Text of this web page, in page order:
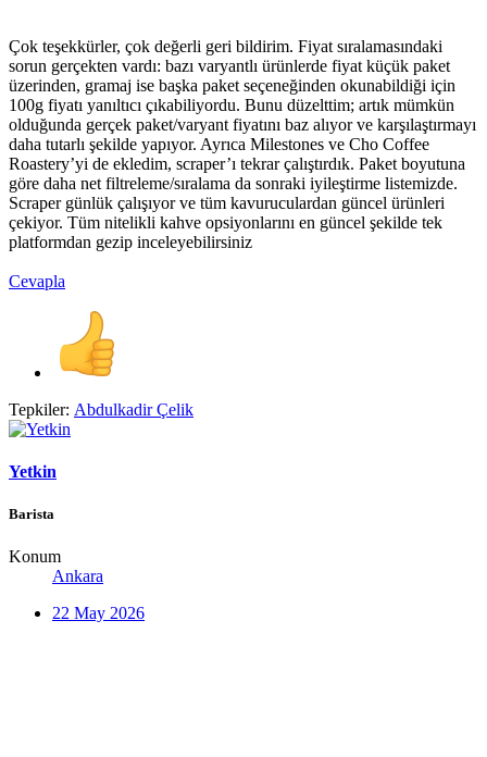
Çok teşekkürler, çok değerli geri bildirim. Fiyat sıralamasındaki
sorun gerçekten vardı: bazı varyantlı ürünlerde fiyat küçük paket
üzerinden, gramaj ise başka paket seçeneğinden okunabildiği için
100g fiyatı yanıltıcı çıkabiliyordu. Bunu düzelttim; artık mümkün
olduğunda gerçek paket/varyant fiyatını baz alıyor ve karşılaştırmayı
daha tutarlı şekilde yapıyor. Ayrıca Milestones ve Cho Coffee
Roastery’yi de ekledim, scraper’ı tekrar çalıştırdık. Paket boyutuna
göre daha net filtreleme/sıralama da sonraki iyileştirme listemizde.
Scraper günlük çalışıyor ve tüm kavuruculardan güncel ürünleri
çekiyor. Tüm nitelikli kahve opsiyonlarını en güncel şekilde tek
platformdan gezip inceleyebilirsiniz
Cevapla
Tepkiler: Abdulkadir Çelik
Yetkin
Barista
Konum
Ankara
22 May 2026